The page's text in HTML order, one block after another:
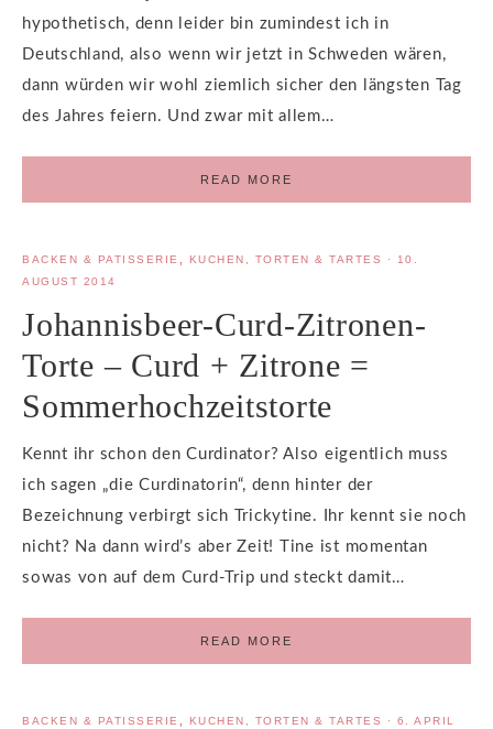
hypothetisch, denn leider bin zumindest ich in
Deutschland, also wenn wir jetzt in Schweden wären,
dann würden wir wohl ziemlich sicher den längsten Tag
des Jahres feiern. Und zwar mit allem…
READ MORE
BACKEN & PATISSERIE KUCHEN, TORTEN & TARTES ·
10.
AUGUST 2014
Johannisbeer-Curd-Zitronen-
Torte – Curd + Zitrone =
Sommerhochzeitstorte
Kennt ihr schon den Curdinator? Also eigentlich muss
ich sagen „die Curdinatorin“, denn hinter der
Bezeichnung verbirgt sich Trickytine. Ihr kennt sie noch
nicht? Na dann wird’s aber Zeit! Tine ist momentan
sowas von auf dem Curd-Trip und steckt damit…
READ MORE
BACKEN & PATISSERIE, KUCHEN, TORTEN & TARTES · 6. APRIL